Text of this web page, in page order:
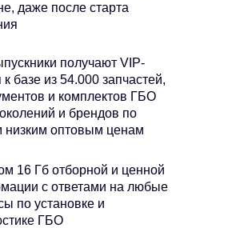
даже после старта
получают VIP-
к базе из 54.000 запчастей,
и комплектов ГБО
и брендов по
оптовым ценам
16 Гб отборной и ценной
с ответами на любые
по установке и
ГБО